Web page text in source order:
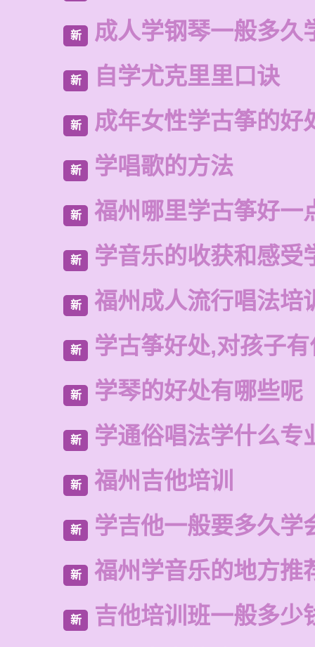
新 成人学钢琴一般多久
新 自学尤克里里口诀
新 成年女性学古筝的好
新 学唱歌的方法
新 福州哪里学古筝好一
新 学音乐的收获和感受
新 福州成人流行唱法培
新 学古筝好处,对孩子
新 学琴的好处有哪些呢
新 学通俗唱法学什么专
新 福州吉他培训
新 学吉他一般要多久学
新 福州学音乐的地方推
新 吉他培训班一般多少